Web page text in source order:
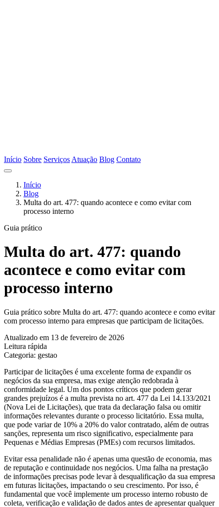
Início Sobre Serviços Atuação Blog Contato
Início
Blog
Multa do art. 477: quando acontece e como evitar com
processo interno
Guia prático
Multa do art. 477: quando
acontece e como evitar com
processo interno
Guia prático sobre Multa do art. 477: quando acontece e como evitar
com processo interno para empresas que participam de licitações.
Atualizado em 13 de fevereiro de 2026
Leitura rápida
Categoria: gestao
Participar de licitações é uma excelente forma de expandir os
negócios da sua empresa, mas exige atenção redobrada à
conformidade legal. Um dos pontos críticos que podem gerar
grandes prejuízos é a multa prevista no art. 477 da Lei 14.133/2021
(Nova Lei de Licitações), que trata da declaração falsa ou omitir
informações relevantes durante o processo licitatório. Essa multa,
que pode variar de 10% a 20% do valor contratado, além de outras
sanções, representa um risco significativo, especialmente para
Pequenas e Médias Empresas (PMEs) com recursos limitados.
Evitar essa penalidade não é apenas uma questão de economia, mas
de reputação e continuidade nos negócios. Uma falha na prestação
de informações precisas pode levar à desqualificação da sua empresa
em futuras licitações, impactando o seu crescimento. Por isso, é
fundamental que você implemente um processo interno robusto de
coleta, verificação e validação de dados antes de apresentar qualquer